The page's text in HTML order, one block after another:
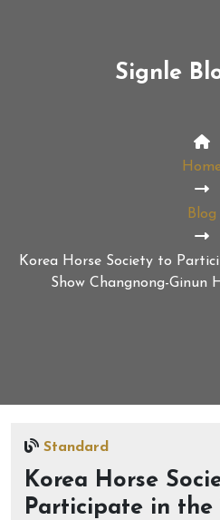
Signle
Blog
Korea Horse Society to
Show Changnong-Ginun
Standard
Korea Horse
Participate in the